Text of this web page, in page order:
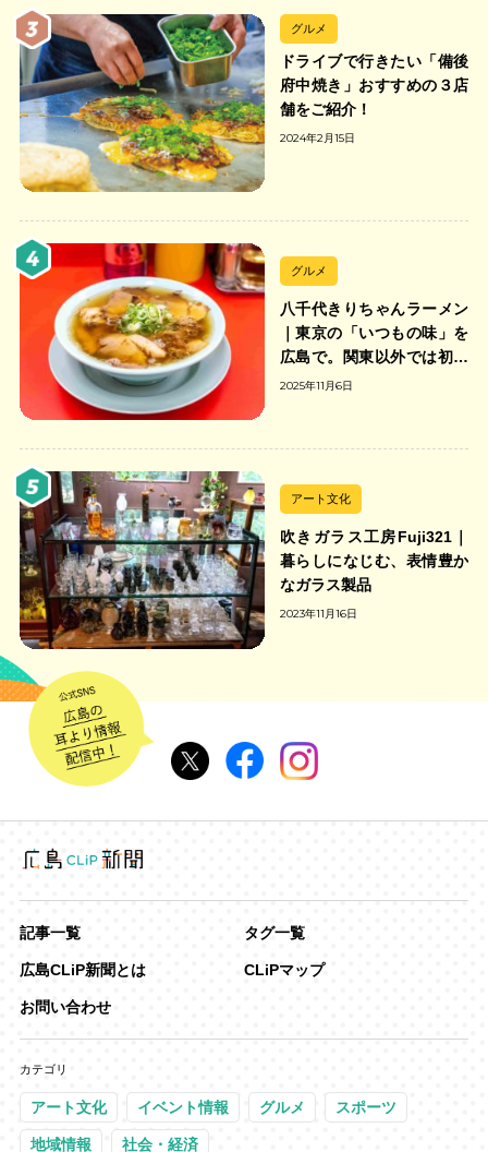
グルメ
ドライブで行きたい「備後
府中焼き」おすすめの３店
舗をご紹介！
2024年2月15日
グルメ
八千代きりちゃんラーメン
｜東京の「いつもの味」を
広島で。関東以外では初の
「ちゃんのれん組合」加盟
2025年11月6日
アート文化
吹きガラス工房Fuji321｜
暮らしになじむ、表情豊か
なガラス製品
2023年11月16日
記事一覧 タグ一覧
広島CLiP新聞とは CLiPマップ
お問い合わせ
カテゴリ
アート文化 イベント情報 グルメ スポーツ
地域情報 社会・経済